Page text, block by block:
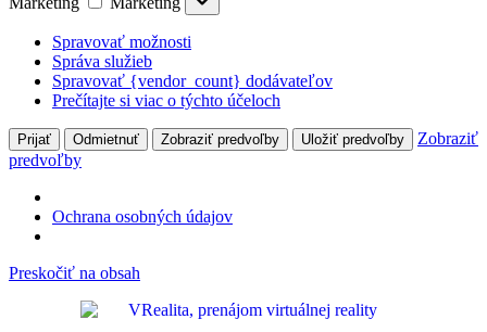
Spravovať možnosti
Správa služieb
Spravovať {vendor_count} dodávateľov
Prečítajte si viac o týchto účeloch
Prijať Odmietnuť Zobraziť predvoľby Uložiť predvoľby
Zobraziť
predvoľby
Ochrana osobných údajov
Preskočiť na obsah